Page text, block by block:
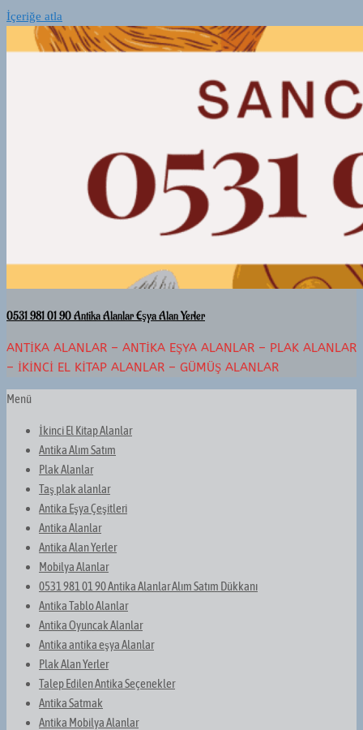
İçeriğe atla
0531 981 01 90 Antika Alanlar Eşya Alan Yerler
ANTIKA ALANLAR – ANTIKA EŞYA ALANLAR – PLAK ALANLAR
– İKINCI EL KITAP ALANLAR – GÜMÜŞ ALANLAR
Menü
İkinci El Kitap Alanlar
Antika Alım Satım
Plak Alanlar
Taş plak alanlar
Antika Eşya Çeşitleri
Antika Alanlar
Antika Alan Yerler
Mobilya Alanlar
0531 981 01 90 Antika Alanlar Alım Satım Dükkanı
Antika Tablo Alanlar
Antika Oyuncak Alanlar
Antika antika eşya Alanlar
Plak Alan Yerler
Talep Edilen Antika Seçenekler
Antika Satmak
Antika Mobilya Alanlar